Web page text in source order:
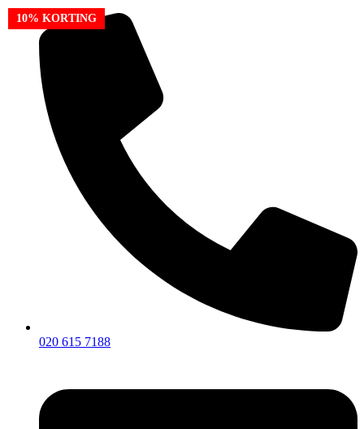
Ga
naar
inhoud
020 615 7188
10% KORTING